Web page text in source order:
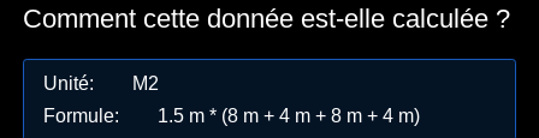
Comment cette donnée est-elle calculée ?
Unité:
M2
Formule: 1.5 m * (8 m + 4 m + 8 m + 4 m)